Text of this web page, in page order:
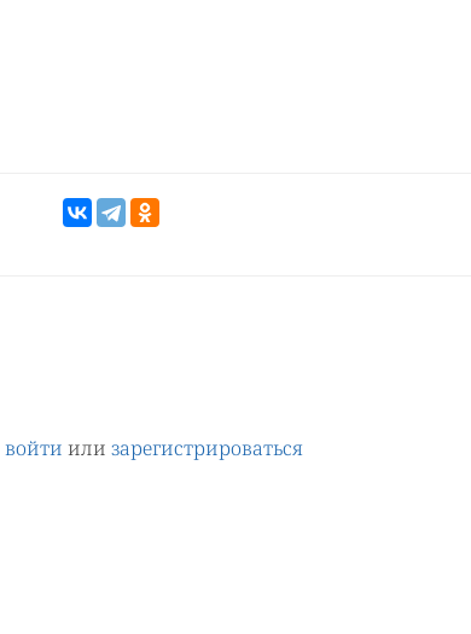
войти или зарегистрироваться